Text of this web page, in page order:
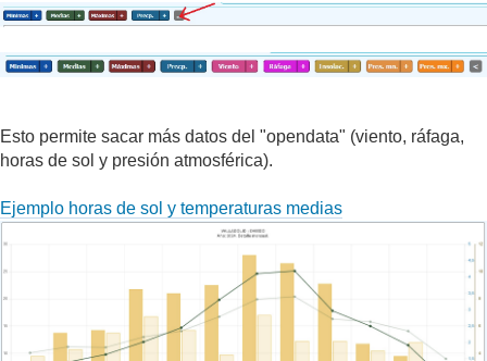
Esto permite sacar más datos del "opendata" (viento, ráfaga,
horas de sol y presión atmosférica).
Ejemplo horas de sol y temperaturas medias